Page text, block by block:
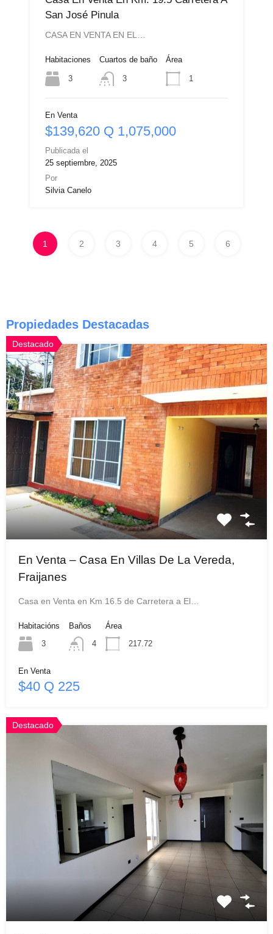
San José Pinula
CASA EN VENTA EN EL…
Habitaciones
3
Cuartos de baño
3
Área
1
En Venta
$139,620 Q 1,075,000
Publicada el
25 septiembre, 2025
Por
Silvia Canelo
1 2 3 4 5 6
Propiedades Destacadas
Destacado
En Venta – Casa En Villas De La Vereda,
Fraijanes
Casa en Venta en Km 16.5 de Carretera a El…
Habitacións
3
Baños
4
Área
217.72
En Venta
$40 Q 225
Destacado